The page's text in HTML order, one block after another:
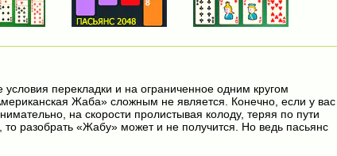
перекладки и на ограниченное одним кругом
Жаба» сложным не является. Конечно, если у вас
на скорости пролистывая колоду, теряя по пути
то разобрать «Жабу» может и не получится. Но ведь пасьянс